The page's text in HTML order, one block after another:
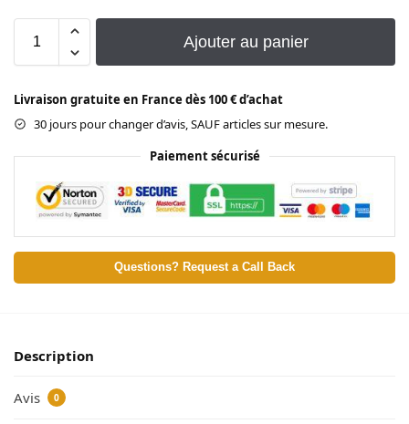
Ajouter au panier
Livraison gratuite en France dès 100 € d’achat
30 jours pour changer d’avis, SAUF articles sur mesure.
Paiement sécurisé
Questions? Request a Call Back
Description
Avis 0